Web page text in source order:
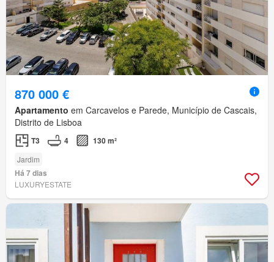
870 000 €
Apartamento em Carcavelos e Parede, Município de Cascais,
Distrito de Lisboa
T3 4 130 m²
Jardim
Há 7 dias
LUXURYESTATE